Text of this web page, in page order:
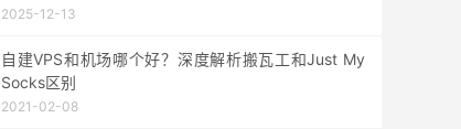
2025-12-13
自建VPS和机场哪个好？深度解析搬瓦工和Just My
Socks区别
2021-02-08